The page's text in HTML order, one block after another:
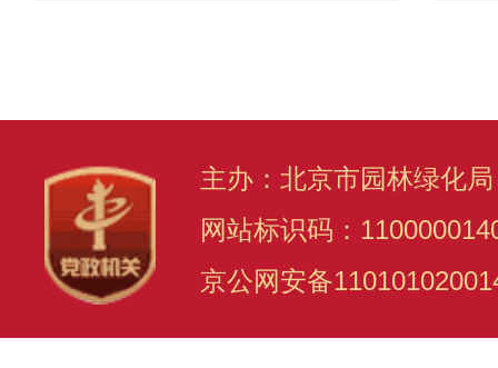
主办：北京市园林绿化
网站标识码：
京公网安备